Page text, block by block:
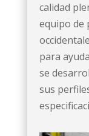
calidad
equipo de
para
se
sus